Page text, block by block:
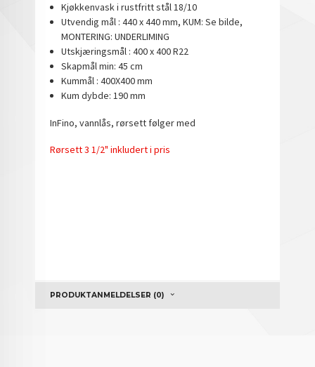
Kjøkkenvask i rustfritt stål 18/10
Utvendig mål : 440 x 440 mm, KUM: Se bilde,
MONTERING: UNDERLIMING
Utskjæringsmål : 400 x 400 R22
Skapmål min: 45 cm
Kummål : 400X400 mm
Kum dybde: 190 mm
InFino, vannlås, rørsett følger med
Rørsett 3 1/2" inkludert i pris
PRODUKTANMELDELSER (0)